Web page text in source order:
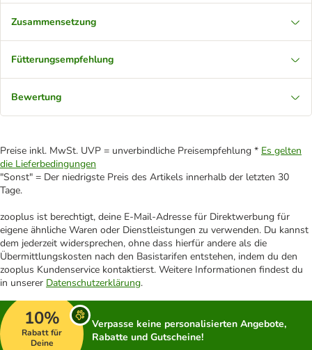
Zusammensetzung
Fütterungsempfehlung
Bewertung
Preise inkl. MwSt. UVP = unverbindliche Preisempfehlung * Es gelten
die Lieferbedingungen
"Sonst" = Der niedrigste Preis des Artikels innerhalb der letzten 30
Tage.
zooplus ist berechtigt, deine E-Mail-Adresse für Direktwerbung für
eigene ähnliche Waren oder Dienstleistungen zu verwenden. Du kannst
dem jederzeit widersprechen, ohne dass hierfür andere als die
Übermittlungskosten nach den Basistarifen entstehen, indem du den
zooplus Kundenservice kontaktierst. Weitere Informationen findest du
in unserer Datenschutzerklärung.
10%
Rabatt für
Deine
Verpasse keine personalisierten Angebote,
Rabatte und Gutscheine!